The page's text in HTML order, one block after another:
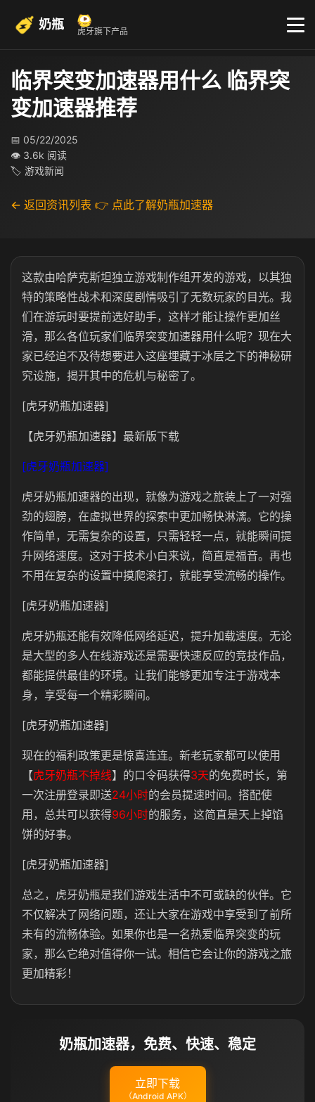
奶瓶 虎牙旗下产品
临界突变加速器用什么 临界突
变加速器推荐
📅 05/22/2025
👁 3.6k 阅读
🏷 游戏新闻
← 返回资讯列表 👉 点此了解奶瓶加速器
这款由哈萨克斯坦独立游戏制作组开发的游戏，以其独
特的策略性战术和深度剧情吸引了无数玩家的目光。我
们在游玩时要提前选好助手，这样才能让操作更加丝
滑，那么各位玩家们临界突变加速器用什么呢？现在大
家已经迫不及待想要进入这座埋藏于冰层之下的神秘研
究设施，揭开其中的危机与秘密了。
[虎牙奶瓶加速器]
【虎牙奶瓶加速器】最新版下载
[虎牙奶瓶加速器]
虎牙奶瓶加速器的出现，就像为游戏之旅装上了一对强
劲的翅膀，在虚拟世界的探索中更加畅快淋漓。它的操
作简单，无需复杂的设置，只需轻轻一点，就能瞬间提
升网络速度。这对于技术小白来说，简直是福音。再也
不用在复杂的设置中摸爬滚打，就能享受流畅的操作。
[虎牙奶瓶加速器]
虎牙奶瓶还能有效降低网络延迟，提升加载速度。无论
是大型的多人在线游戏还是需要快速反应的竞技作品，
都能提供最佳的环境。让我们能够更加专注于游戏本
身，享受每一个精彩瞬间。
[虎牙奶瓶加速器]
现在的福利政策更是惊喜连连。新老玩家都可以使用
【虎牙奶瓶不掉线】的口令码获得3天的免费时长，第
一次注册登录即送24小时的会员提速时间。搭配使
用，总共可以获得96小时的服务，这简直是天上掉馅
饼的好事。
[虎牙奶瓶加速器]
总之，虎牙奶瓶是我们游戏生活中不可或缺的伙伴。它
不仅解决了网络问题，还让大家在游戏中享受到了前所
未有的流畅体验。如果你也是一名热爱临界突变的玩
家，那么它绝对值得你一试。相信它会让你的游戏之旅
更加精彩！
奶瓶加速器，免费、快速、稳定
立即下载
（Android APK）